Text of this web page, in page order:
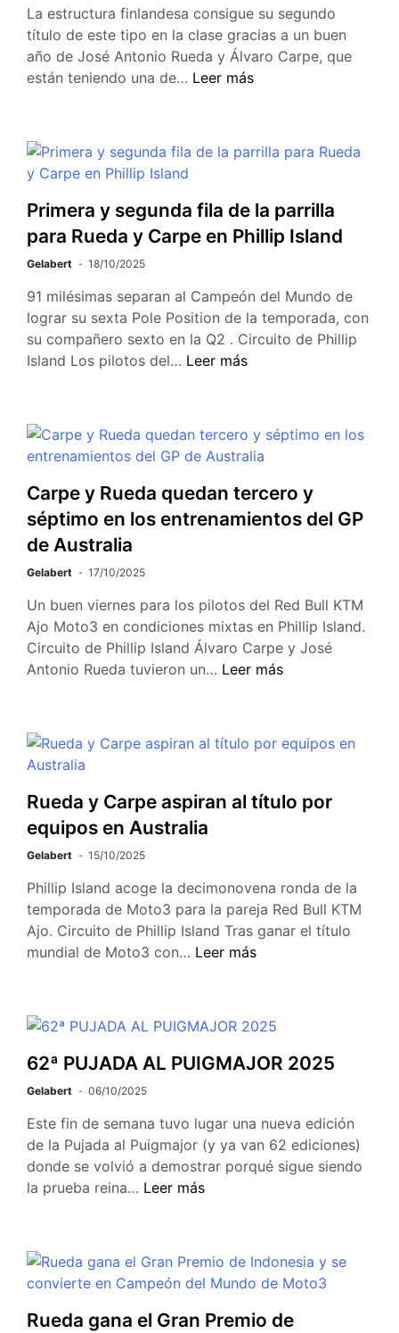
La estructura finlandesa consigue su segundo
título de este tipo en la clase gracias a un buen
año de José Antonio Rueda y Álvaro Carpe, que
están teniendo una de… Leer más
Primera y segunda fila de la parrilla
para Rueda y Carpe en Phillip Island
Gelabert 18/10/2025
91 milésimas separan al Campeón del Mundo de
lograr su sexta Pole Position de la temporada, con
su compañero sexto en la Q2 . Circuito de Phillip
Island Los pilotos del… Leer más
Carpe y Rueda quedan tercero y
séptimo en los entrenamientos del GP
de Australia
Gelabert 17/10/2025
Un buen viernes para los pilotos del Red Bull KTM
Ajo Moto3 en condiciones mixtas en Phillip Island.
Circuito de Phillip Island Álvaro Carpe y José
Antonio Rueda tuvieron un… Leer más
Rueda y Carpe aspiran al título por
equipos en Australia
Gelabert 15/10/2025
Phillip Island acoge la decimonovena ronda de la
temporada de Moto3 para la pareja Red Bull KTM
Ajo. Circuito de Phillip Island Tras ganar el título
mundial de Moto3 con… Leer más
62ª PUJADA AL PUIGMAJOR 2025
Gelabert 06/10/2025
Este fin de semana tuvo lugar una nueva edición
de la Pujada al Puigmajor (y ya van 62 ediciones)
donde se volvió a demostrar porqué sigue siendo
la prueba reina… Leer más
Rueda gana el Gran Premio de